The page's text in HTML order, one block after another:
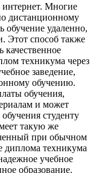
интернет. Многие
дистанционному
обучение удаленно,
Этот способ также
качественное
техникума через
заведение,
обучению.
обучения,
и может
студенту
такую же
при обычном
диплома техникума
учебное
образование.